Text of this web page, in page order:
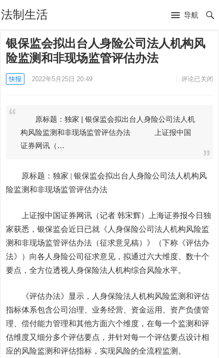
法制生活 导航
银保监会拟出台人身险公司法人机构风
险监测和非现场监管评估办法
快报 2022年5月25日 20:49 评论已关闭
原标题：独家 | 银保监会拟出台人身险公司法人机
构风险监测和非现场监管评估办法 上证报中国
证券网讯（…
原标题：独家 | 银保监会拟出台人身险公司法人机构风
险监测和非现场监管评估办法
上证报中国证券网讯（记者 韩宋辉）上海证券报今日独
家获悉，银保监会近日已就《人身保险公司法人机构风险监
测和非现场监管评估办法（征求意见稿）》（下称《评估办
法》）向各人身险公司征求意见，拟通过六大维度、数十个
要点，全方位透视人身保险法人机构综合风险水平。
《评估办法》显示，人身保险法人机构风险监测和评估
指标体系包含公司治理、业务经营、资金运用、资产负债管
理、偿付能力管理和其他方面六个维度，在每一个监测和评
估维度又细分多个评估要点，并针对每一个评估要点设计相
应的风险监测和评估指标，实现风险的全流程监测。